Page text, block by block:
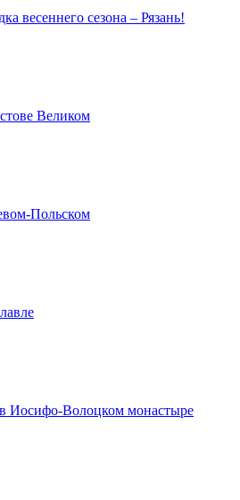
весеннего сезона – Рязань!
Великом
Польском
Иосифо-Волоцком монастыре